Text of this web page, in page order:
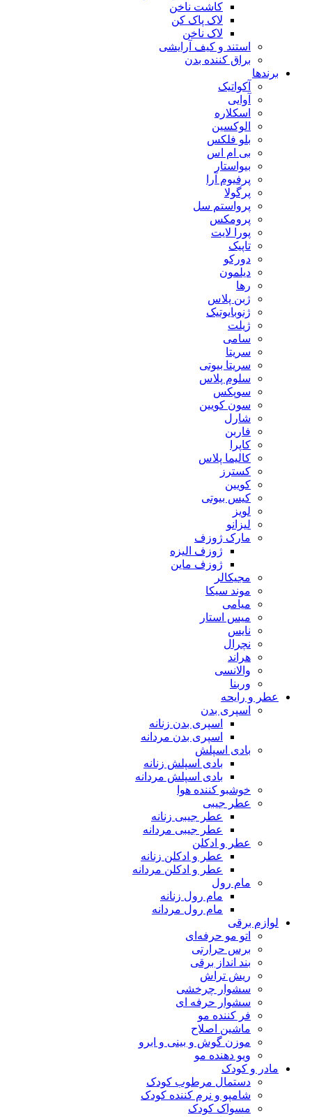
کاشت ناخن
لاک پاک کن
لاک ناخن
استند و کیف آرایشی
براق کننده بدن
برندها
آکواتیک
آوایی
اسکلاره
الوکسین
بلو فلکس
بی ام اس
بیواستار
پرفیوم آرا
پرگولا
پرواستم سل
پرومکس
پورا لایت
تاپیک
دورکو
دیلمون
رها
ژبن پلاس
ژنوبایوتیک
ژیلت
سامی
سریتا
سریتا بیوتی
سلوم پلاس
سوپکس
سون کویین
شارل
فاربن
کاپرا
کالیما پلاس
کسترز
کویین
کیس بیوتی
لویز
لیزانو
مارک ژوزف
ژوزف الیزه
ژوزف ماین
مجیکالر
موند سیکا
میامی
میس استار
نایس
نچرال
هراند
والانسی
وربنا
عطر و رایحه
اسپری بدن
اسپری بدن زنانه
اسپری بدن مردانه
بادی اسپلش
بادی اسپلش زنانه
بادی اسپلش مردانه
خوشبو کننده هوا
عطر جیبی
عطر جیبی زنانه
عطر جیبی مردانه
عطر و ادکلن
عطر و ادکلن زنانه
عطر و ادکلن مردانه
مام رول
مام رول زنانه
مام رول مردانه
لوازم برقی
اتو مو حرفه‌ای
برس حرارتی
بند انداز برقی
ریش تراش
سشوار چرخشی
سشوار حرفه ای
فر کننده‌ مو
ماشین اصلاح
موزن گوش و بینی و ابرو
ویو دهنده مو
مادر و کودک
دستمال مرطوب کودک
شامپو و نرم کننده کودک
مسواک کودک